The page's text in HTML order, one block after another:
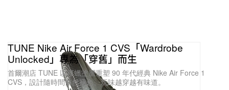
TUNE Nike Air Force 1 CVS「Wardrobe
Unlocked」專為「穿舊」而生
首爾潮店 TUNE 以厚蠟塗層重塑 90 年代經典 Nike Air Force 1
CVS，設計隨時間自然褪色、玩味越穿越有味道。